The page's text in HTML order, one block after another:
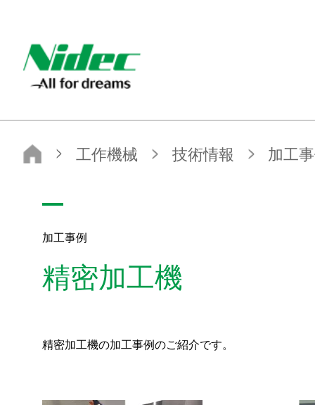
Nidec - All for dreams - ニデック株式会社
ニデック株式会社
工作機械 技術情報 加工事例
加工事例
精密加工機
精密加工機の加工事例のご紹介です。